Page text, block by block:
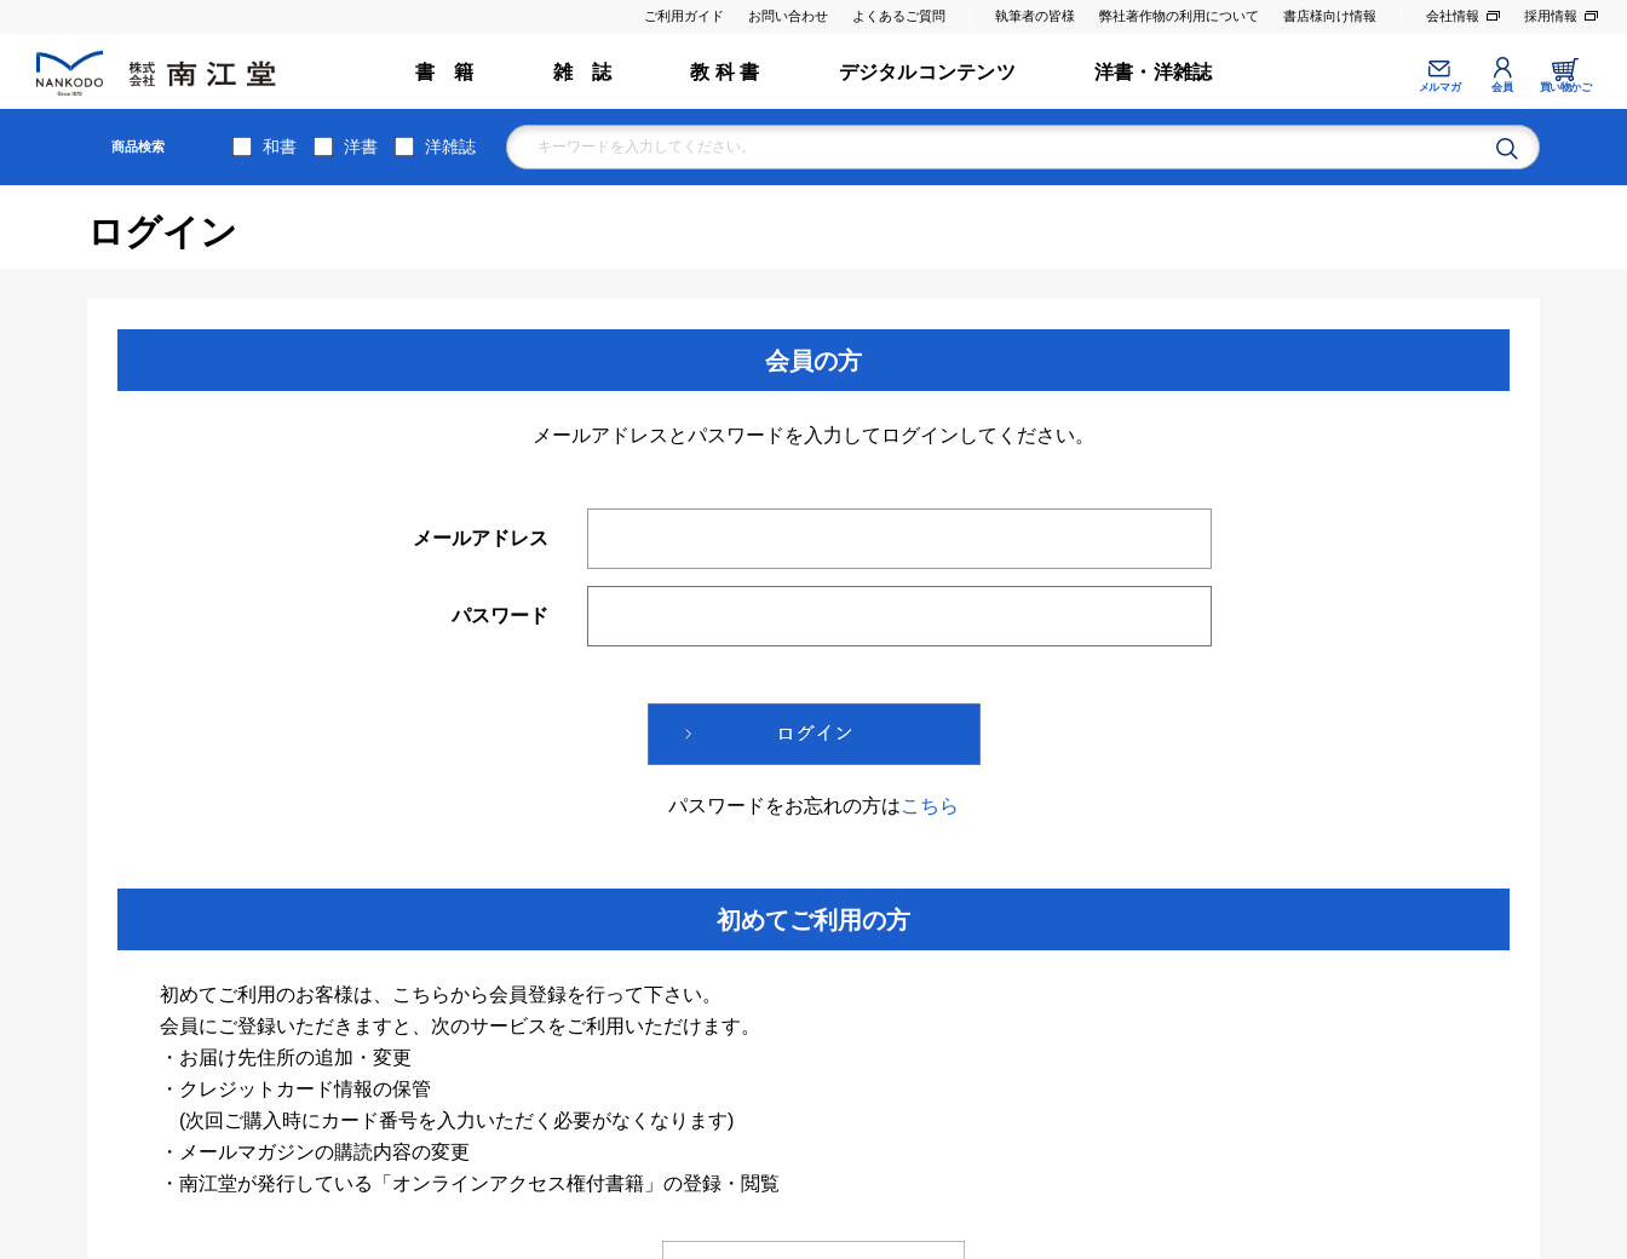
ご利用ガイド お問い合わせ よくあるご質問 執筆者の皆様 弊社著作物の利用について 書店様向け情報 会社情報 採用情報
書 籍 雑 誌 教 科 書 デジタルコンテンツ 洋書・洋雑誌
メルマガ 会員 買い物かご
商品検索 和書 洋書 洋雑誌
ログイン
会員の方
メールアドレスとパスワードを入力してログインしてください。
メールアドレス
パスワード
パスワードをお忘れの方はこちら
初めてご利用の方
初めてご利用のお客様は、こちらから会員登録を行って下さい。
会員にご登録いただきますと、次のサービスをご利用いただけます。
・お届け先住所の追加・変更
・クレジットカード情報の保管
(次回ご購入時にカード番号を入力いただく必要がなくなります)
・メールマガジンの購読内容の変更
・南江堂が発行している「オンラインアクセス権付書籍」の登録・閲覧